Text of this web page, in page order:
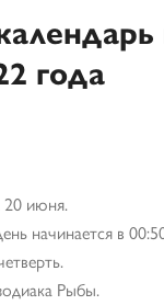
года
20 июня.
начинается в
Рыбы.